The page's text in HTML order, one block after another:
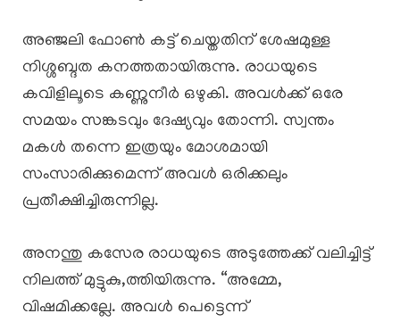
അഞ്ജലി ഫോൺ കട്ട് ചെയ്തതിന് ശേഷമുള്ള
നിശ്ശബ്ദത കനത്തതായിരുന്നു. രാധയുടെ
കവിളിലൂടെ കണ്ണുനീർ ഒഴുകി. അവൾക്ക് ഒരേ
സമയം സങ്കടവും ദേഷ്യവും തോന്നി. സ്വന്തം
മകൾ തന്നെ ഇത്രയും മോശമായി
സംസാരിക്കുമെന്ന് അവൾ ഒരിക്കലും
പ്രതീക്ഷിച്ചിരുന്നില്ല.
അനന്തു കസേര രാധയുടെ അടുത്തേക്ക് വലിച്ചിട്ട്
നിലത്ത് മുട്ടുകു,ത്തിയിരുന്നു. “അമ്മേ,
വിഷമിക്കല്ലേ. അവൾ പെട്ടെന്ന്